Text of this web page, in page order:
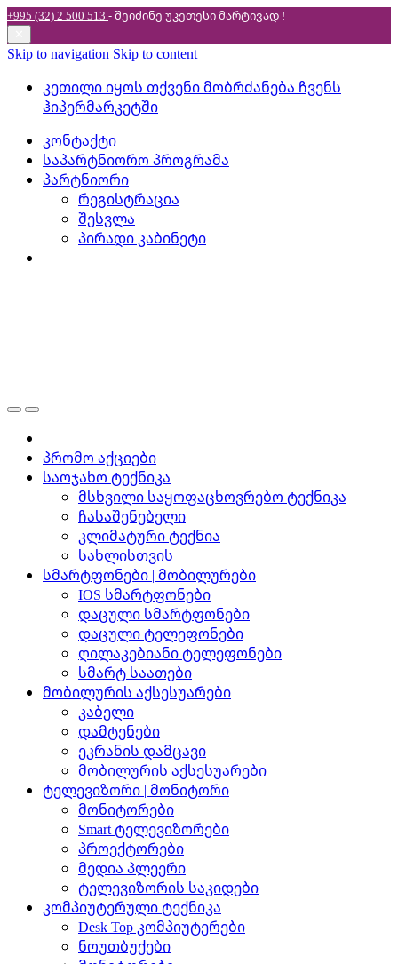
+995 (32) 2 500 513 - შეიძინე უკეთესიმარტივად !
Skip to navigation Skip to content
კეთილი იყოს თქვენი მობრძანება ჩვენს
ჰიპერმარკეტში
კონტაქტი
საპარტნიორო პროგრამა
პარტნიორი
რეგისტრაცია
შესვლა
პირადი კაბინეტი
პრომო აქციები
საოჯახო ტექნიკა
მსხვილი საყოფაცხოვრებო ტექნიკა
ჩასაშენებელი
კლიმატური ტექნია
სახლისთვის
სმარტფონები | მობილურები
IOS სმარტფონები
დაცული სმარტფონები
დაცული ტელეფონები
ღილაკებიანი ტელეფონები
სმარტ საათები
მობილურის აქსესუარები
კაბელი
დამტენები
ეკრანის დამცავი
მობილურის აქსესუარები
ტელევიზორი | მონიტორი
მონიტორები
Smart ტელევიზორები
პროექტორები
მედია პლეერი
ტელევიზორის საკიდები
კომპიუტერული ტექნიკა
Desk Top კომპიუტერები
ნოუთბუქები